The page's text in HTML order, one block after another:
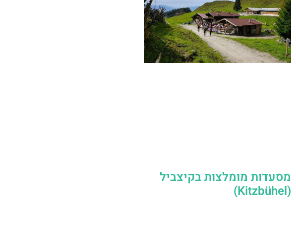
מסעדות מומלצות בקיצביל
(Kitzbühel)